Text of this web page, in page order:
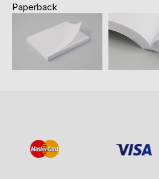
Paperback